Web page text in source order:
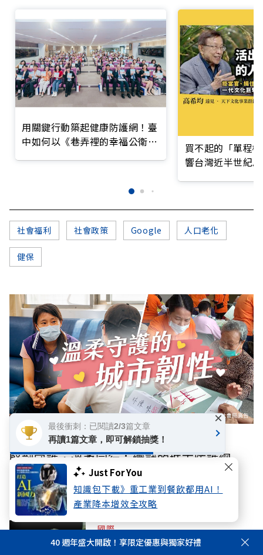
Just For You
知識包下載》重工業到餐飲都用AI！
產業降本增效全攻略
用關鍵行動築起健康防護網！臺
中如何以《巷弄裡的幸福公衛》
買不起的「單程
響台灣近半世紀
社會福利 社會政策 Google 人口老化
健保
數位專題
堅韌守護，溫柔同行：織就的城市防護網
你可能感興趣
國際
川普簽行政命令禁「生育旅遊」，恐
40 週年盛大開啟！享限定優惠與獨家好禮
最後衝刺：已閱讀2/3篇文章
再讀1篇文章，即可解鎖抽獎！
×